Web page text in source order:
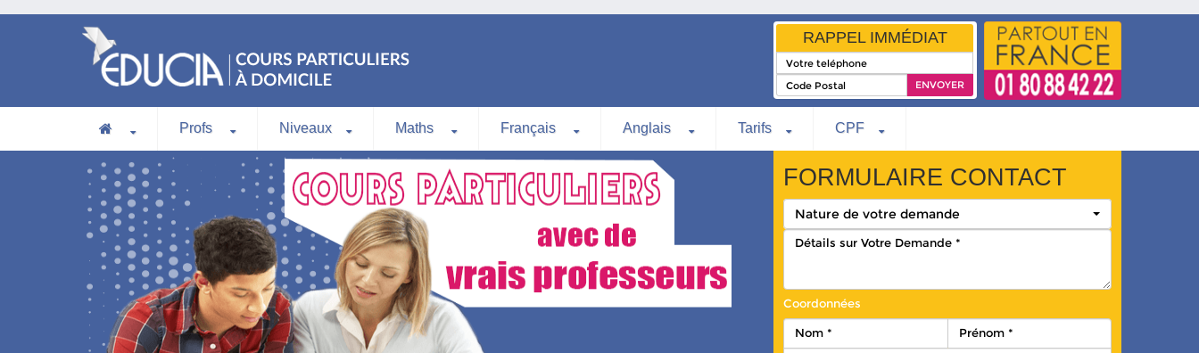
RAPPEL IMMÉDIAT
Profs Niveaux Maths Français Anglais Tarifs CPF
FORMULAIRE CONTACT
Nature de votre demande
Coordonnées